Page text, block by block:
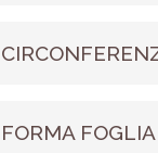
FORMA FOGLIA